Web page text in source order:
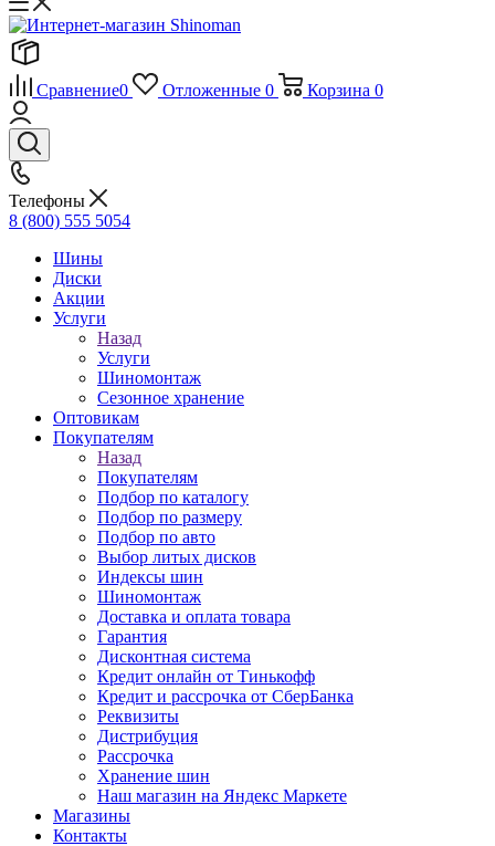
Сравнение0 Отложенные 0 Корзина 0
Телефоны
8 (800) 555 5054
Шины
Диски
Акции
Услуги
Назад
Услуги
Шиномонтаж
Сезонное хранение
Оптовикам
Покупателям
Назад
Покупателям
Подбор по каталогу
Подбор по размеру
Подбор по авто
Выбор литых дисков
Индексы шин
Шиномонтаж
Доставка и оплата товара
Гарантия
Дисконтная система
Кредит онлайн от Тинькофф
Кредит и рассрочка от СберБанка
Реквизиты
Дистрибуция
Рассрочка
Хранение шин
Наш магазин на Яндекс Маркете
Магазины
Контакты